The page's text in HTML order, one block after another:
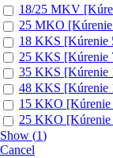
18/25 MKV
25 MKO [Kúrenie
18 KKS [Kúrenie
25 KKS [Kúrenie
35 KKS [Kúrenie
48 KKS [Kúrenie
15 KKO [Kúrenie
25 KKO [Kúrenie
Show (1)
Cancel